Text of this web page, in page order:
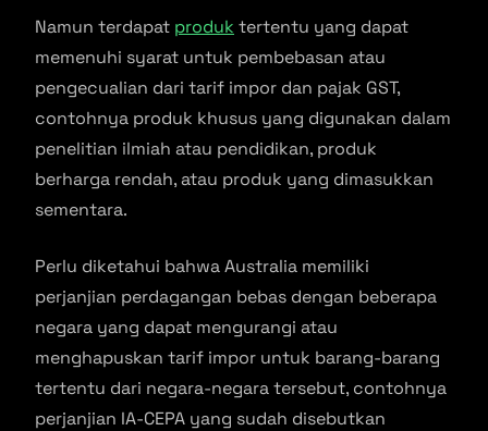
Namun terdapat produk tertentu yang dapat
memenuhi syarat untuk pembebasan atau
pengecualian dari tarif impor dan pajak GST,
contohnya produk khusus yang digunakan dalam
penelitian ilmiah atau pendidikan, produk
berharga rendah, atau produk yang dimasukkan
sementara.
Perlu diketahui bahwa Australia memiliki
perjanjian perdagangan bebas dengan beberapa
negara yang dapat mengurangi atau
menghapuskan tarif impor untuk barang-barang
tertentu dari negara-negara tersebut, contohnya
perjanjian IA-CEPA yang sudah disebutkan